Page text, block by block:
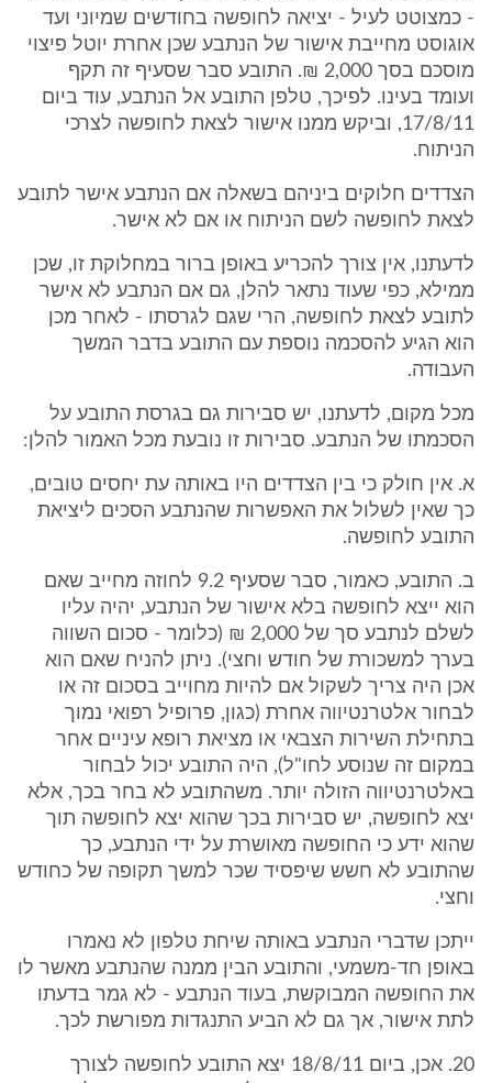
- כמצוטט לעיל - יציאה לחופשה בחודשים שמיוני ועד
אוגוסט מחייבת אישור של הנתבע שכן אחרת יוטל פיצוי
מוסכם בסך 2,000 ₪. התובע סבר שסעיף זה תקף
ועומד בעינו. לפיכך, טלפן התובע אל הנתבע, עוד ביום
17/8/11, וביקש ממנו אישור לצאת לחופשה לצרכי
הניתוח.
הצדדים חלוקים ביניהם בשאלה אם הנתבע אישר לתובע
לצאת לחופשה לשם הניתוח או אם לא אישר.
לדעתנו, אין צורך להכריע באופן ברור במחלוקת זו, שכן
ממילא, כפי שעוד נתאר להלן, גם אם הנתבע לא אישר
לתובע לצאת לחופשה, הרי שגם לגרסתו - לאחר מכן
הוא הגיע להסכמה נוספת עם התובע בדבר המשך
העבודה.
מכל מקום, לדעתנו, יש סבירות גם בגרסת התובע על
הסכמתו של הנתבע. סבירות זו נובעת מכל האמור להלן:
א. אין חולק כי בין הצדדים היו באותה עת יחסים טובים,
כך שאין לשלול את האפשרות שהנתבע הסכים ליציאת
התובע לחופשה.
ב. התובע, כאמור, סבר שסעיף 9.2 לחוזה מחייב שאם
הוא ייצא לחופשה בלא אישור של הנתבע, יהיה עליו
לשלם לנתבע סך של 2,000 ₪ (כלומר - סכום השווה
בערך למשכורת של חודש וחצי). ניתן להניח שאם הוא
אכן היה צריך לשקול אם להיות מחוייב בסכום זה או
לבחור אלטרנטיווה אחרת (כגון, פרופיל רפואי נמוך
בתחילת השירות הצבאי או מציאת רופא עיניים אחר
במקום זה שנוסע לחו"ל), היה התובע יכול לבחור
באלטרנטיווה הזולה יותר. משהתובע לא בחר בכך, אלא
יצא לחופשה, יש סבירות בכך שהוא יצא לחופשה תוך
שהוא ידע כי החופשה מאושרת על ידי הנתבע, כך
שהתובע לא חשש שיפסיד שכר למשך תקופה של כחודש
וחצי.
ייתכן שדברי הנתבע באותה שיחת טלפון לא נאמרו
באופן חד-משמעי, והתובע הבין ממנה שהנתבע מאשר לו
את החופשה המבוקשת, בעוד הנתבע - לא גמר בדעתו
לתת אישור, אך גם לא הביע התנגדות מפורשת לכך.
20. אכן, ביום 18/8/11 יצא התובע לחופשה לצורך